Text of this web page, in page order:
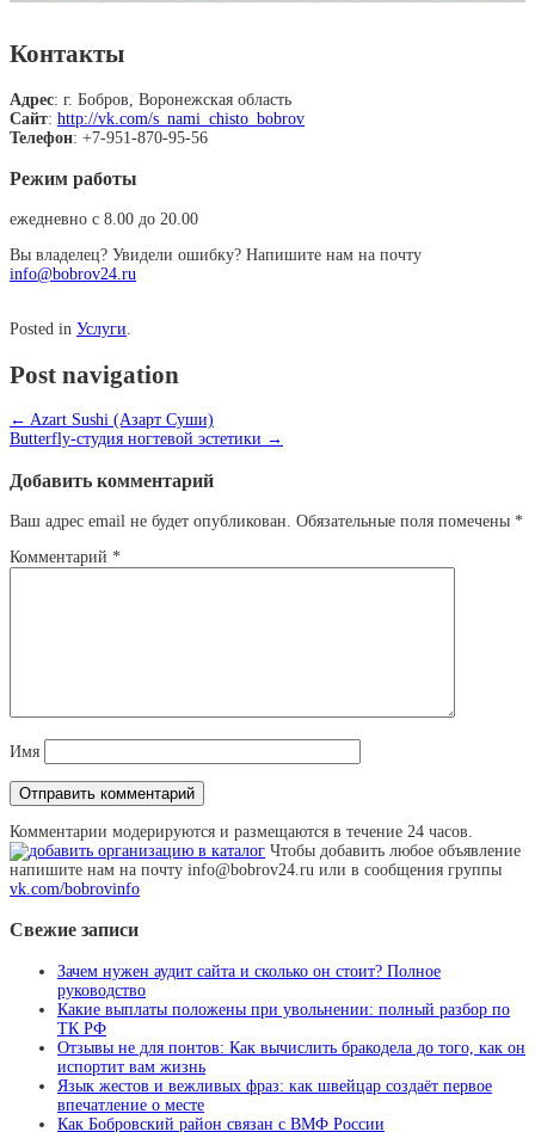
Контакты
Адрес: г. Бобров, Воронежская область
Сайт: http://vk.com/s_nami_chisto_bobrov
Телефон: +7-951-870-95-56
Режим работы
ежедневно с 8.00 до 20.00
Вы владелец? Увидели ошибку? Напишите нам на почту
info@bobrov24.ru
Posted in Услуги.
Post navigation
← Azart Sushi (Азарт Суши)
Butterfly-студия ногтевой эстетики →
Добавить комментарий
Ваш адрес email не будет опубликован. Обязательные поля помечены *
Комментарий *
Имя
Комментарии модерируются и размещаются в течение 24 часов.
Чтобы добавить любое объявление
напишите нам на почту info@bobrov24.ru или в сообщения группы
vk.com/bobrovinfo
Свежие записи
Зачем нужен аудит сайта и сколько он стоит? Полное
руководство
Какие выплаты положены при увольнении: полный разбор по
ТК РФ
Отзывы не для понтов: Как вычислить бракодела до того, как он
испортит вам жизнь
Язык жестов и вежливых фраз: как швейцар создаёт первое
впечатление о месте
Как Бобровский район связан с ВМФ России